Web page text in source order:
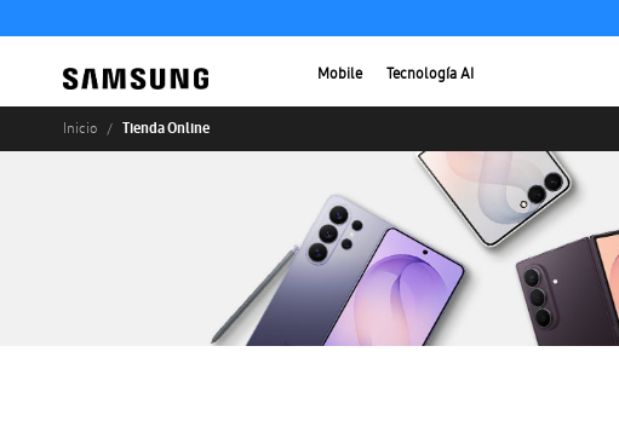
Mobile Tecnología AI
Inicio Tienda Online